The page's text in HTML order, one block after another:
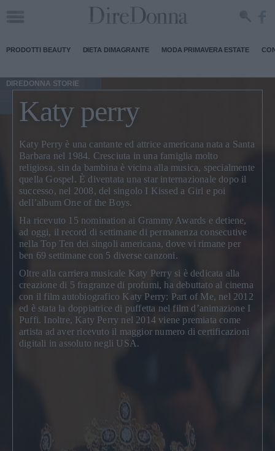
PRODOTTI BEAUTY DIETA DIMAGRANTE MODA PRIMAVERA ESTATE
DIREDONNA STORIE
Katy perry
Katy Perry è una cantante ed attrice americana nata a Santa
Barbara nel 1984. Cresciuta in una famiglia molto
religiosa, sin da bambina è vicina alla musica, specialmente
quella Gospel. È diventata una star internazionale dopo il
successo, nel 2008, del singolo I Kissed a Girl e poi
dell’album One of the Boys.
Ha ricevuto 15 nomination ai Grammy Awards e detiene,
ad oggi, il record di settimane di permanenza consecutive
nella Top Ten dei singoli americana, dove vi rimane per
ben 69 settimane con 5 diverse canzoni.
Oltre alla carriera musicale Katy Perry si è dedicata alla
creazione di 5 fragranze di profumi, ha debuttato al cinema
con il film autobiografico Katy Perry: Part of Me, nel 2012
ed è stata la doppiatrice di puffetta nel film d’animazione I
Puffi. Inoltre, Katy Perry nel 2014 viene premiata come
artista ad aver ricevuto il maggior numero di certificazioni
digitali in assoluto negli USA.